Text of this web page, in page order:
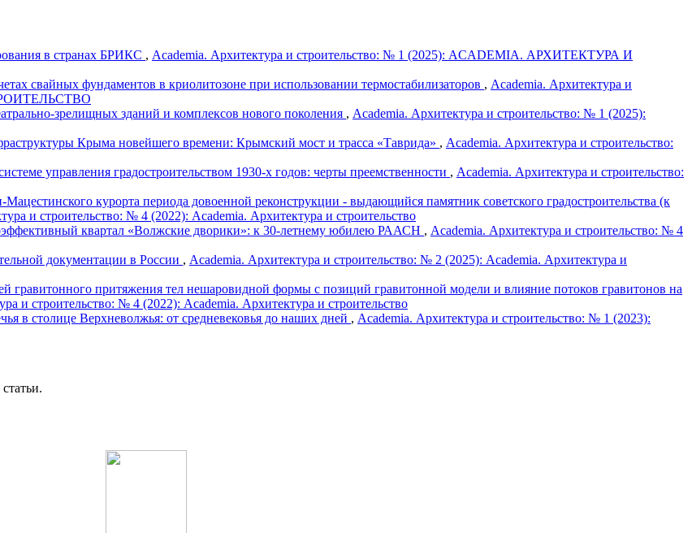
в странах БРИКС , Academia. Архитектура и строительство: № 1 (2025): ACADEMIA. АРХИТЕКТУРА И
свайных фундаментов в криолитозоне при использовании термостабилизаторов , Academia. Архитектура и
зрелищных зданий и комплексов нового поколения , Academia. Архитектура и строительство: № 1 (2025):
Крыма новейшего времени: Крымский мост и трасса «Таврида» , Academia. Архитектура и строительство:
управления градостроительством 1930-х годов: черты преемственности , Academia. Архитектура и строительство:
курорта периода довоенной реконструкции - выдающийся памятник советского градостроительства (к
и строительство: № 4 (2022): Academia. Архитектура и строительство
квартал «Волжские дворики»: к 30-летнему юбилею РААСН , Academia. Архитектура и строительство: № 4
документации в России , Academia. Архитектура и строительство: № 2 (2025): Academia. Архитектура и
гравитонного притяжения тел нешаровидной формы с позиций гравитонной модели и влияние потоков гравитонов на
и строительство: № 4 (2022): Academia. Архитектура и строительство
в столице Верхневолжья: от средневековья до наших дней , Academia. Архитектура и строительство: № 1 (2023):